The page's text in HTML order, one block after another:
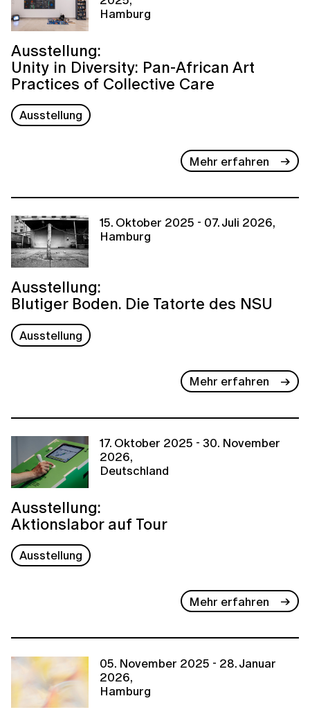
Hamburg
Ausstellung:
Unity in Diversity: Pan-African Art
Practices of Collective Care
Ausstellung
Mehr erfahren
15. Oktober 2025 - 07. Juli 2026,
Hamburg
Ausstellung:
Blutiger Boden. Die Tatorte des NSU
Ausstellung
Mehr erfahren
17. Oktober 2025 - 30. November
2026,
Deutschland
Ausstellung:
Aktionslabor auf Tour
Ausstellung
Mehr erfahren
05. November 2025 - 28. Januar
2026,
Hamburg